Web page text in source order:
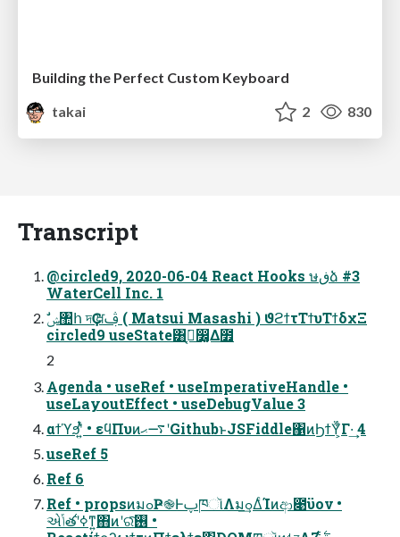
Building the Perfect Custom Keyboard
takai
2 830
Transcript
@circled9, 2020-06-04 React Hooks ษڧձ #3
WaterCell Inc. 1
circled9 useState͸ࡉ͔͘෼͚Δ೿
2
Agenda • useRef • useImperativeHandle •
useLayoutEffect • useDebugValue 3
αϯϓϧʹ͍ͭͯ • εϥΠυͷ࠷ޙʹGithubͱJSFiddle΁ͷϦϯΫ͕͋Γ·͢ 4
useRef 5
Ref 6
Ref • propsͷมߋҎ֎ͰࢠཁૉΛมߋ͢ΔͨΊͷආ೉ϋον •
એݴతʹߦ͑ͳ͍΋ͷʹରͯ͠࢖͏ •